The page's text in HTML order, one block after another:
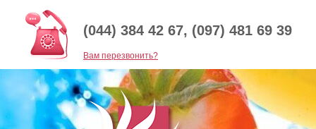
(044) 384 42 67, (097) 481 69 39
Baм перезвонить?